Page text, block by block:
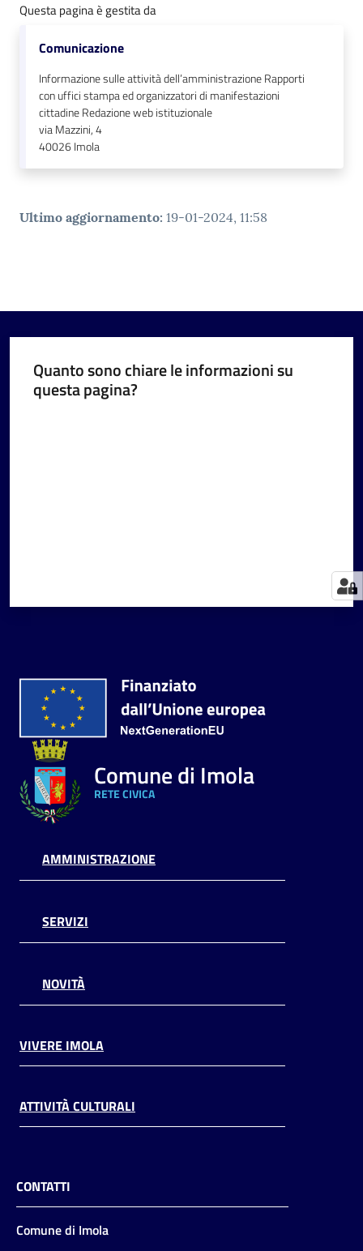
Questa pagina è gestita da
Comunicazione
Informazione sulle attività dell’amministrazione Rapporti
con uffici stampa ed organizzatori di manifestazioni
cittadine Redazione web istituzionale
via Mazzini, 4
40026Imola
Ultimo aggiornamento: 19-01-2024, 11:58
Quanto sono chiare le informazioni su
questa pagina?
Comune di Imola
RETE CIVICA
AMMINISTRAZIONE
SERVIZI
NOVITÀ
VIVERE IMOLA
ATTIVITÀ CULTURALI
CONTATTI
Comune di Imola